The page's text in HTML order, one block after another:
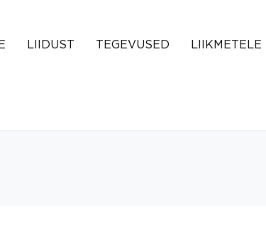
LIIDUST TEGEVUSED LIIKMETELE